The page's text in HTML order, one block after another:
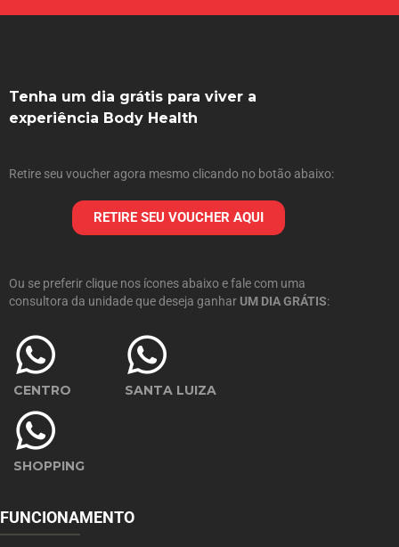
Tenha um dia grátis para viver a
experiência Body Health
Retire seu voucher agora mesmo clicando no botão abaixo:
RETIRE SEU VOUCHER AQUI
Ou se preferir clique nos ícones abaixo e fale com uma
consultora da unidade que deseja ganhar UM DIA GRÁTIS:
CENTRO SANTA LUIZA
SHOPPING
FUNCIONAMENTO